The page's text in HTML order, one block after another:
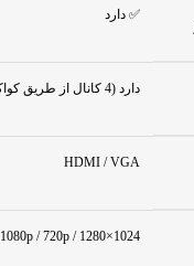
✅ دارد
دارد (4 کانال از طریق کواکسیال)
HDMI / VGA
1080p / 720p / 1280×1024